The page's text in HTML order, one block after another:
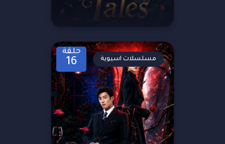
حلقة
16 مسلسلات اسيوية